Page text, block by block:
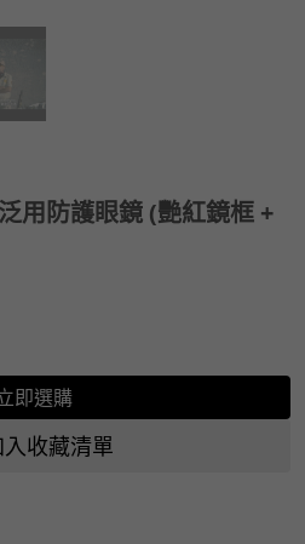
用防護眼鏡 (艷紅鏡框 +
即選購
入收藏清單